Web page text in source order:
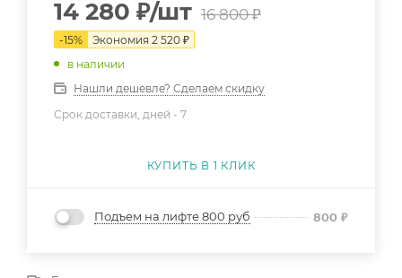
14 280 ₽/шт 16 800₽
-15% Экономия 2 520 ₽
в наличии
Нашли дешевле? Сделаем скидку
Срок доставки, дней - 7
КУПИТЬ В 1 КЛИК
Подъем на лифте 800 руб 800 ₽